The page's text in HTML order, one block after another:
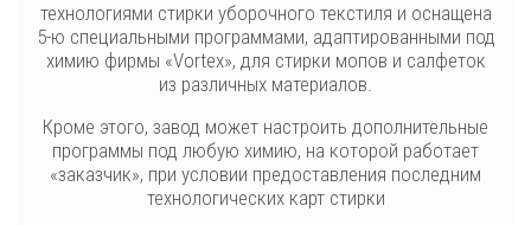
технологиями стирки уборочного текстиля и оснащена
5-ю специальными программами, адаптированными под
химию фирмы «Vortex», для стирки мопов и салфеток
из различных материалов.
Кроме этого, завод может настроить дополнительные
программы под любую химию, на которой работает
«заказчик», при условии предоставления последним
технологических карт стирки